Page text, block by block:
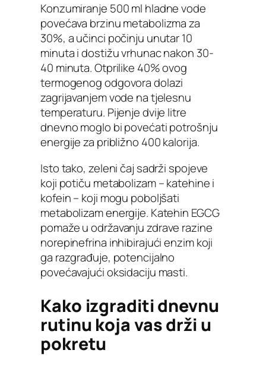
Konzumiranje 500 ml hladne vode
povećava brzinu metabolizma za
30%, a učinci počinju unutar 10
minuta i dostižu vrhunac nakon 30-
40 minuta. Otprilike 40% ovog
termogenog odgovora dolazi
zagrijavanjem vode na tjelesnu
temperaturu. Pijenje dvije litre
dnevno moglo bi povećati potrošnju
energije za približno 400 kalorija.
Isto tako, zeleni čaj sadrži spojeve
koji potiču metabolizam – katehine i
kofein – koji mogu poboljšati
metabolizam energije. Katehin EGCG
pomaže u održavanju zdrave razine
norepinefrina inhibirajući enzim koji
ga razgrađuje, potencijalno
povećavajući oksidaciju masti.
Kako izgraditi dnevnu
rutinu koja vas drži u
pokretu